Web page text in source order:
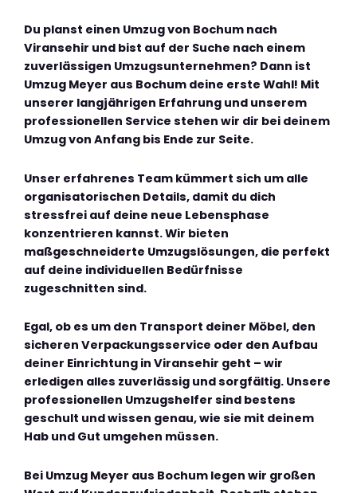
Du planst einen Umzug von Bochum nach
Viransehir und bist auf der Suche nach einem
zuverlässigen Umzugsunternehmen? Dann ist
Umzug Meyer aus Bochum deine erste Wahl! Mit
unserer langjährigen Erfahrung und unserem
professionellen Service stehen wir dir bei deinem
Umzug von Anfang bis Ende zur Seite.
Unser erfahrenes Team kümmert sich um alle
organisatorischen Details, damit du dich
stressfrei auf deine neue Lebensphase
konzentrieren kannst. Wir bieten
maßgeschneiderte Umzugslösungen, die perfekt
auf deine individuellen Bedürfnisse
zugeschnitten sind.
Egal, ob es um den Transport deiner Möbel, den
sicheren Verpackungsservice oder den Aufbau
deiner Einrichtung in Viransehir geht – wir
erledigen alles zuverlässig und sorgfältig. Unsere
professionellen Umzugshelfer sind bestens
geschult und wissen genau, wie sie mit deinem
Hab und Gut umgehen müssen.
Bei Umzug Meyer aus Bochum legen wir großen